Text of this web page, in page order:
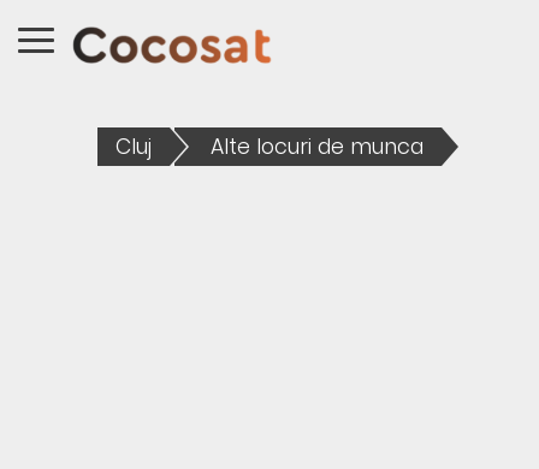
Cluj Alte locuri de munca